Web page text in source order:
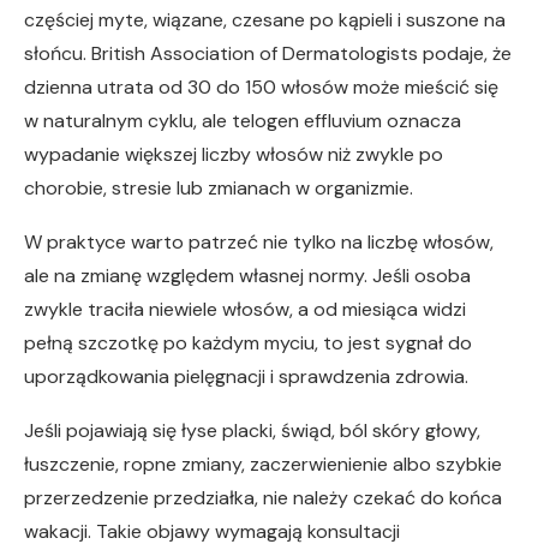
częściej myte, wiązane, czesane po kąpieli i suszone na
słońcu. British Association of Dermatologists podaje, że
dzienna utrata od 30 do 150 włosów może mieścić się
w naturalnym cyklu, ale telogen effluvium oznacza
wypadanie większej liczby włosów niż zwykle po
chorobie, stresie lub zmianach w organizmie.
W praktyce warto patrzeć nie tylko na liczbę włosów,
ale na zmianę względem własnej normy. Jeśli osoba
zwykle traciła niewiele włosów, a od miesiąca widzi
pełną szczotkę po każdym myciu, to jest sygnał do
uporządkowania pielęgnacji i sprawdzenia zdrowia.
Jeśli pojawiają się łyse placki, świąd, ból skóry głowy,
łuszczenie, ropne zmiany, zaczerwienienie albo szybkie
przerzedzenie przedziałka, nie należy czekać do końca
wakacji. Takie objawy wymagają konsultacji